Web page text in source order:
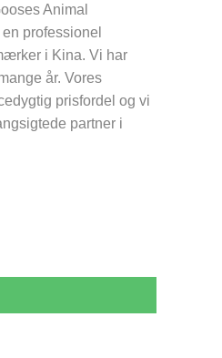
Animal
professionel
i Kina. Vi har
år. Vores
prisfordel og vi
partner i